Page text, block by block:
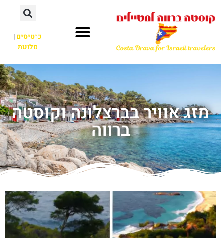
כרטיסים|
מלונות
מזג אוויר בברצלונה וקוסטה
ברווה